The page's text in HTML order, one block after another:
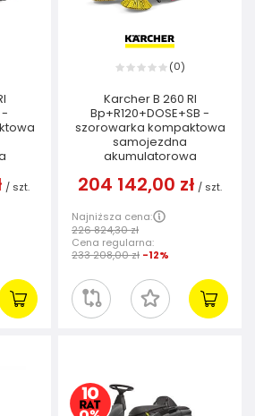
-
/ szt.
(0)
Karcher B 260 RI
Bp+R120+DOSE+SB -
szorowarka kompaktowa
samojezdna
akumulatorowa
204 142,00 zł / szt.
Najniższa cena:
226 824,30 zł
Cena regularna:
233 208,00 zł -12%